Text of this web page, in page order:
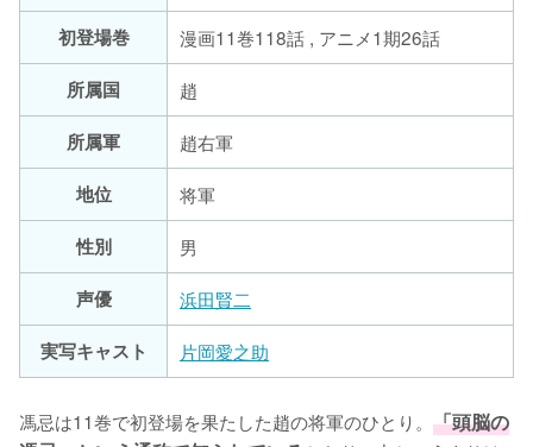
初登場巻
漫画11巻118話 , アニメ1期26話
所属国
趙
所属軍
趙右軍
地位
将軍
性別
男
声優
浜田賢二
実写キャスト
片岡愛之助
馮忌は11巻で初登場を果たした趙の将軍のひとり。 「頭脳の